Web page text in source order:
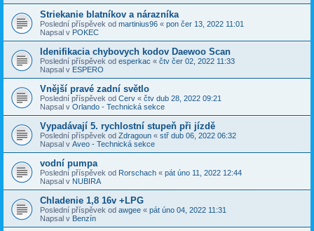
Striekanie blatníkov a nárazníka
Poslední příspěvek od martinius96 « pon čer 13, 2022 11:01
Napsal v POKEC
Idenifikacia chybovych kodov Daewoo Scan
Poslední příspěvek od esperkac « čtv čer 02, 2022 11:33
Napsal v ESPERO
Vnější pravé zadní světlo
Poslední příspěvek od Cerv « čtv dub 28, 2022 09:21
Napsal v Orlando - Technická sekce
Vypadávají 5. rychlostní stupeň při jízdě
Poslední příspěvek od Zdragoun « stř dub 06, 2022 06:32
Napsal v Aveo - Technická sekce
vodní pumpa
Poslední příspěvek od Rorschach « pát úno 11, 2022 12:44
Napsal v NUBIRA
Chladenie 1,8 16v +LPG
Poslední příspěvek od awgee « pát úno 04, 2022 11:31
Napsal v Benzín